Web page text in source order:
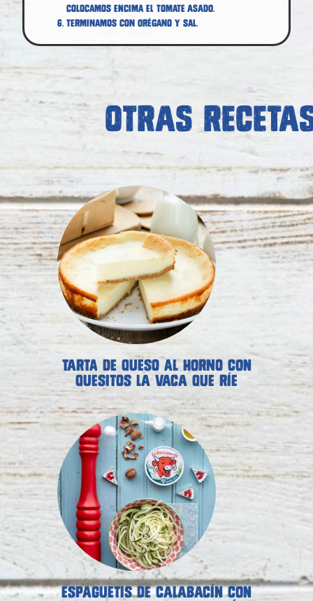
colocamos encima el tomate asado.
Terminamos con orégano y sal.
OTRAS
TARTA DE QUESO AL HORNO CON
QUESITOS LA VACA QUE RÍE
ESPAGUETIS DE CALABACÍN CON